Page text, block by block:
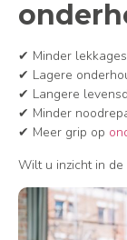
✔ Minder lekkages
✔ Lagere
✔ Langere
✔ Minder
✔ Meer grip op
Wilt u inzicht in